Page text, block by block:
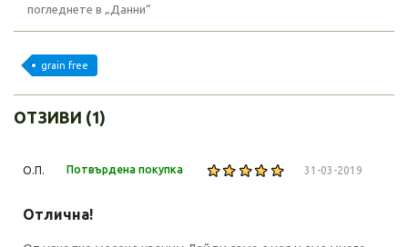
погледнете в „Данни“
grain free
ОТЗИВИ (1)
О.П. Потвърдена покупка 31-03-2019
Отлична!